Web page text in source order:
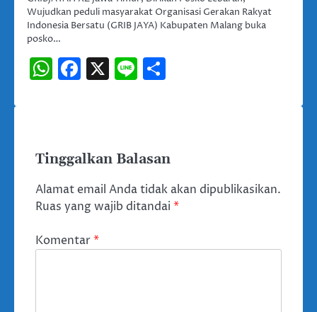
Wujudkan peduli masyarakat Organisasi Gerakan Rakyat
Indonesia Bersatu (GRIB JAYA) Kabupaten Malang buka
posko…
WhatsApp
Facebook
X Line
Tinggalkan Balasan
Alamat email Anda tidak akan dipublikasikan.
Ruas yang wajib ditandai *
Komentar*